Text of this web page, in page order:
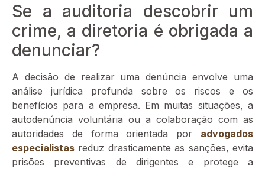
Se a auditoria descobrir um
crime, a diretoria é obrigada a
denunciar?
A decisão de realizar uma denúncia envolve uma
análise jurídica profunda sobre os riscos e os
benefícios para a empresa. Em muitas situações, a
autodenúncia voluntária ou a colaboração com as
autoridades de forma orientada por advogados
especialistas reduz drasticamente as sanções, evita
prisões preventivas de dirigentes e protege a